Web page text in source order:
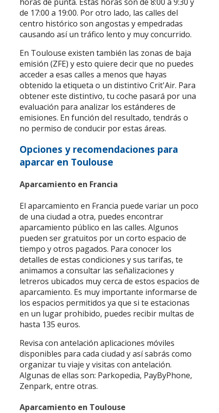
horas de punta. Estas horas son de 8:00 a 9:30 y
de 17:00 a 19:00. Por otro lado, las calles del
centro histórico son angostas y empedradas
causando así un tráfico lento y muy concurrido.
En Toulouse existen también las zonas de baja
emisión (ZFE) y esto quiere decir que no puedes
acceder a esas calles a menos que hayas
obtenido la etiqueta o un distintivo Crit'Air. Para
obtener este distintivo, tu coche pasará por una
evaluación para analizar los estánderes de
emisiones. En función del resultado, tendrás o
no permiso de conducir por estas áreas.
Opciones y recomendaciones para
aparcar en Toulouse
Aparcamiento en Francia
El aparcamiento en Francia puede variar un poco
de una ciudad a otra, puedes encontrar
aparcamiento público en las calles. Algunos
pueden ser gratuitos por un corto espacio de
tiempo y otros pagados. Para conocer los
detalles de estas condiciones y sus tarifas, te
animamos a consultar las señalizaciones y
letreros ubicados muy cerca de estos espacios de
aparcamiento. Es muy importante informarse de
los espacios permitidos ya que si te estacionas
en un lugar prohibido, puedes recibir multas de
hasta 135 euros.
Revisa con antelación aplicaciones móviles
disponibles para cada ciudad y así sabrás como
organizar tu viaje y visitas con antelación.
Algunas de ellas son: Parkopedia, PayByPhone,
Zenpark, entre otras.
Aparcamiento en Toulouse